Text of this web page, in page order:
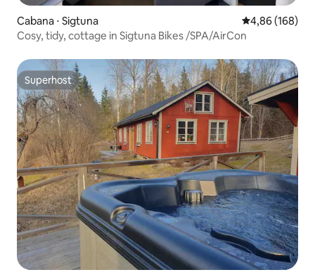
Cabana ⋅ Sigtuna 4,86 de uma
4,86 (168)
Cosy, tidy, cottage in Sigtuna Bikes /SPA/AirCon
Superhost
Superhost